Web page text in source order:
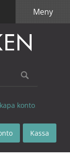
konto
Kassa
Meny